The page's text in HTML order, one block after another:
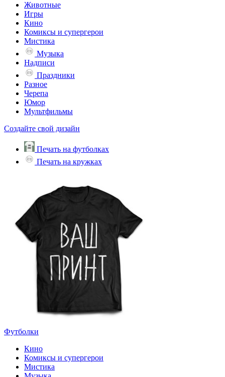
Животные
Игры
Кино
Комиксы и супергерои
Мистика
Музыка
Надписи
Праздники
Разное
Черепа
Юмор
Мультфильмы
Создайте свой дизайн
Печать на футболках
Печать на кружках
Футболки
Кино
Комиксы и супергерои
Мистика